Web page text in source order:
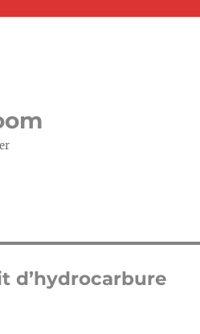
d’hydrocarbure